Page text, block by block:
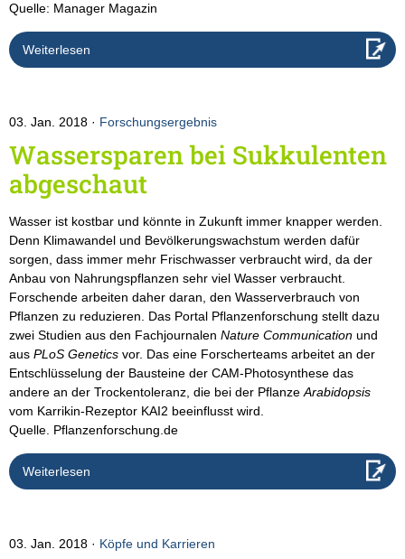
Quelle: Manager Magazin
Weiterlesen
03. Jan. 2018 Forschungsergebnis
Wassersparen bei Sukkulenten
abgeschaut
Wasser ist kostbar und könnte in Zukunft immer knapper werden.
Denn Klimawandel und Bevölkerungswachstum werden dafür
sorgen, dass immer mehr Frischwasser verbraucht wird, da der
Anbau von Nahrungspflanzen sehr viel Wasser verbraucht.
Forschende arbeiten daher daran, den Wasserverbrauch von
Pflanzen zu reduzieren. Das Portal Pflanzenforschung stellt dazu
zwei Studien aus den Fachjournalen Nature Communication und
aus PLoS Genetics vor. Das eine Forscherteams arbeitet an der
Entschlüsselung der Bausteine der CAM-Photosynthese das
andere an der Trockentoleranz, die bei der PflanzeArabidopsis
vom Karrikin-Rezeptor KAI2 beeinflusst wird.
Quelle. Pflanzenforschung.de
Weiterlesen
03. Jan. 2018 Köpfe und Karrieren